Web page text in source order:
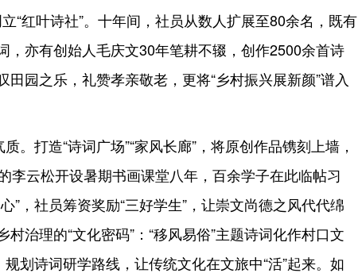
“红叶诗社”。十年间，社员从数人扩展至80余名，既有
，亦有创始人毛庆文30年笔耕不辍，创作2500余首诗
园之乐，礼赞孝亲敬老，更将“乡村振兴展新颜”谱入
。打造“诗词广场”“家风长廊”，将原创作品镌刻上墙，
李云松开设暑期书画课堂八年，百余学子在此临帖习
”，社员筹资奖励“三好学生”，让崇文尚德之风代代绵
治理的“文化密码”：“移风易俗”主题诗词化作村口文
划诗词研学路线，让传统文化在文旅中“活”起来。如